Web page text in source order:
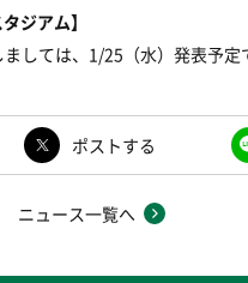
ジアム】
しては、1/25（水）発表予定
ポストする
ニュース一覧へ